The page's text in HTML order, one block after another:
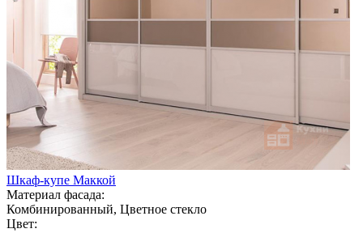
Шкаф-купе Маккой
Материал фасада:
Комбинированный, Цветное стекло
Цвет: